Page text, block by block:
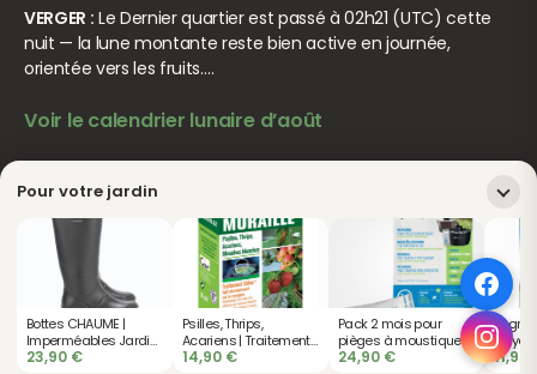
Pour votre jardin
Bottes CHAUME |
Imperméables Jardin,
Marche & Bêchage
23,90 €
Psilles, Thrips,
Acariens | Traitement
Anti-Ravageurs 10 ml
14,90 €
Pack 2 mois pour
pièges à moustiques
AERO TRAP
24,90 €
Azalée,
11,90
VERGER : Le Dernier quartier est passé à 02h21 (UTC) cette
nuit — la lune montante reste bien active en journée,
orientée vers les fruits.…
Voir le calendrier lunaire d’août
© Jardiner Malin. Tous droits réservés.